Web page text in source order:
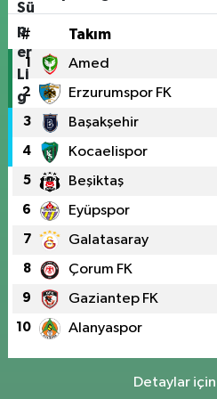
# Takım
1 Amed
2 Erzurumspor FK
3 Başakşehir
4 Kocaelispor
5 Beşiktaş
6 Eyüpspor
7 Galatasaray
8 Çorum FK
9 Gaziantep FK
10 Alanyaspor
Detaylar için